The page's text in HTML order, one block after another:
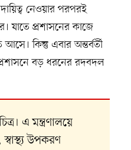
নেওয়ার পরপরই
যাতে প্রশাসনের কাজে
কিন্তু এবার অন্তর্বর্তী
বড় ধরনের রদবদল
এ মন্ত্রণালয়ে
উপকরণ